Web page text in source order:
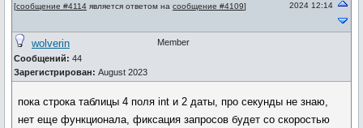
[сообщение #4114 является ответом на сообщение #4109]
2024 12:14
wolverin
Сообщений: 44
Зарегистрирован: August 2023
Member
пока строка таблицы 4 поля int и 2 даты, про секунды не знаю,
нет еще функционала, фиксация запросов будет со скоростью